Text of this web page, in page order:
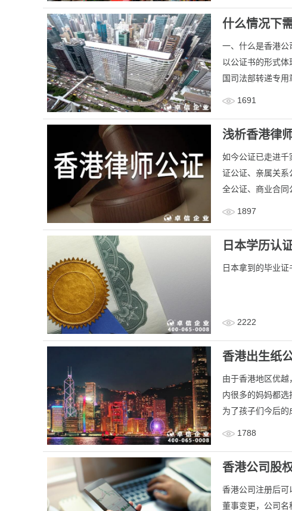
什么情况下
一、什么是香港
以公证书的形式
国司法部转递专用
1691
浅析香港律
如今公证已走进千
证公证、亲属关系
全公证、商业合同
1897
日本学历认
日本拿到的毕业
2222
香港出生纸
由于香港地区优
内很多的妈妈都
为了孩子们今后的
1788
香港公司股
香港公司注册后可
董事变更，公司名